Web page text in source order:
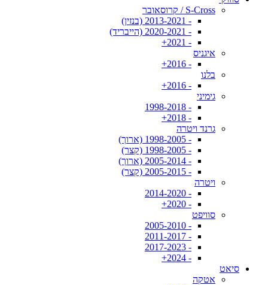
S-Cross / קרוסאובר
- 2013-2021 (בנזין)
- 2020-2021 (הייבריד)
- 2021+
איגניס
- 2016+
בלנו
- 2016+
גימיני
- 1998-2018
- 2018+
גרנד ויטרה
- 1998-2005 (ארוך)
- 1998-2005 (קצר)
- 2005-2014 (ארוך)
- 2005-2015 (קצר)
ויטרה
- 2014-2020
- 2020+
סוויפט
- 2005-2010
- 2011-2017
- 2017-2023
- 2024+
סיאט
אטקה